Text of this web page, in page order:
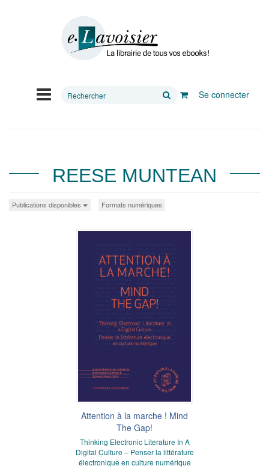
Rechercher
Se connecter
REESE MUNTEAN
Publications disponibles Formats numériques
Attention à la marche ! Mind
The Gap!
Thinking Electronic Literature In A
Digital Culture – Penser la littérature
électronique en culture numérique